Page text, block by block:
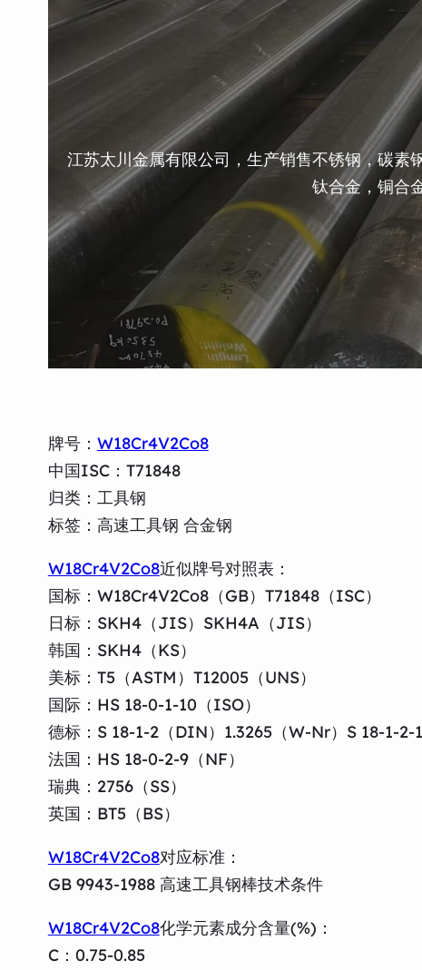
江苏太川金属有限公司，生产销售不锈钢，碳素
钛合金，铜合
牌号： W18Cr4V2Co8
中国ISC：T71848
归类：工具钢
标签：高速工具钢 合金钢
W18Cr4V2Co8近似牌号对照表：
国标：W18Cr4V2Co8（GB）T71848（ISC）
日标：SKH4（JIS）SKH4A（JIS）
韩国：SKH4（KS）
美标：T5（ASTM）T12005（UNS）
国际：HS 18-0-1-10（ISO）
德标：S 18-1-2（DIN）1.3265（W-Nr）S 18-1-2-
法国：HS 18-0-2-9（NF）
瑞典：2756（SS）
英国：BT5（BS）
W18Cr4V2Co8对应标准：
GB 9943-1988 高速工具钢棒技术条件
W18Cr4V2Co8化学元素成分含量(%)：
C：0.75-0.85